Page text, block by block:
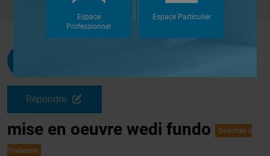
mise en oeuvre wedi fundo
Répondre
mise en oeuvre wedi fundo Douches à
l'Italienne
Espace
Professionnel
Espace Particulier